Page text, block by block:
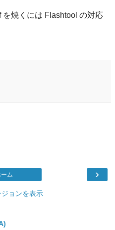
焼くには Flashtool の対応
›
ーム
ョンを表示